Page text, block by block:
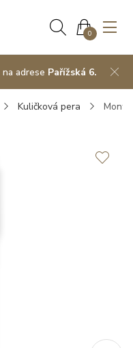
0
na adrese Pařížská 6.
Kuličková pera